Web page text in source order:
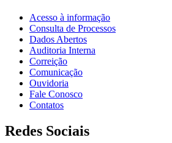
Acesso à informação
Consulta de Processos
Dados Abertos
Auditoria Interna
Correição
Comunicação
Ouvidoria
Fale Conosco
Contatos
Redes Sociais